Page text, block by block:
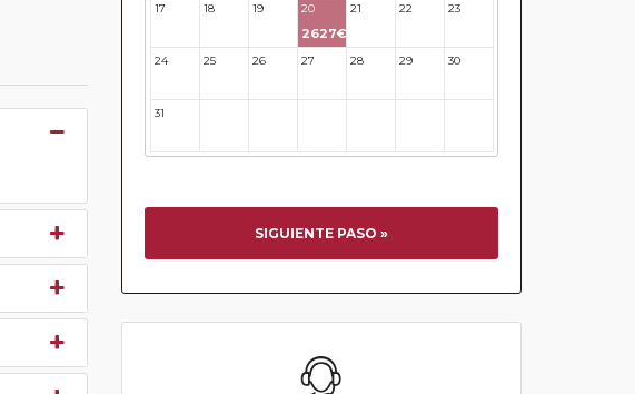
17 18 19 20
2627€
21 22 23
24 25 26 27 28 29 30
31
SIGUIENTE PASO »